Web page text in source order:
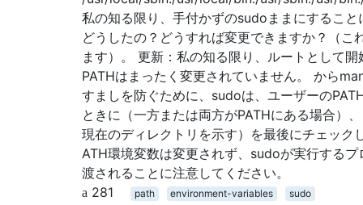
私の知る限り、手付かずのsudoままにすること
どうしたの？どうすれば変更できますか？（
ます）。 更新：私の知る限り、ルートとして
PATHはまったく変更されていません。 から
すましを防ぐために、sudoは、ユーザーの
ときに（一方または両方がPATHにある場合）
現在のディレクトリを示す）を最後にチェック
ATH環境変数は変更されず、sudoが実行する
渡されることに注意してください。
281
path environment-variables sudo